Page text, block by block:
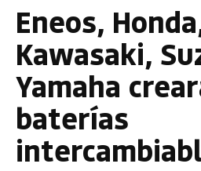
Eneos,
Kawasaki,
Yamaha
baterías